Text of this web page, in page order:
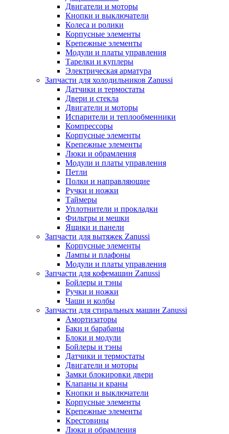
Двигатели и моторы
Кнопки и выключатели
Колеса и ролики
Корпусные элементы
Крепежные элементы
Модули и платы управления
Тарелки и куплеры
Электрическая арматура
Запчасти для холодильников Zanussi
Датчики и термостаты
Двери и стекла
Двигатели и моторы
Испарители и теплообменники
Компрессоры
Корпусные элементы
Крепежные элементы
Люки и обрамления
Модули и платы управления
Петли
Полки и направляющие
Ручки и ножки
Таймеры
Уплотнители и прокладки
Фильтры и мешки
Ящики и панели
Запчасти для вытяжек Zanussi
Корпусные элементы
Лампы и плафоны
Модули и платы управления
Запчасти для кофемашин Zanussi
Бойлеры и тэны
Ручки и ножки
Чаши и колбы
Запчасти для стиральных машин Zanussi
Амортизаторы
Баки и барабаны
Блоки и модули
Бойлеры и тэны
Датчики и термостаты
Двигатели и моторы
Замки блокировки двери
Клапаны и краны
Кнопки и выключатели
Корпусные элементы
Крепежные элементы
Крестовины
Люки и обрамления